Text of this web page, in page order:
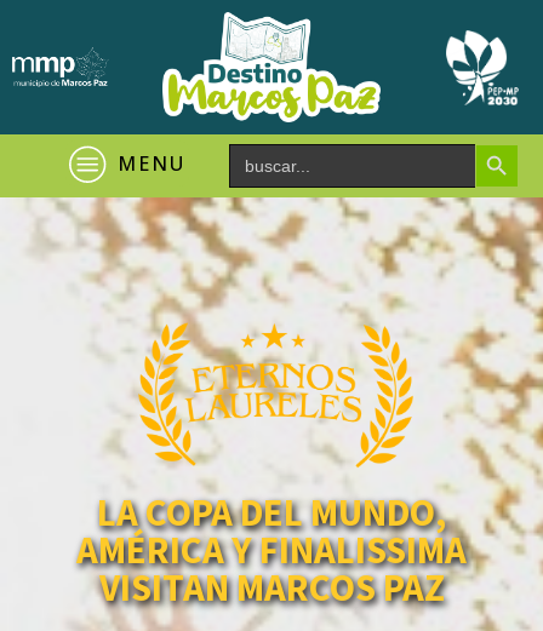
MENU Search
for:
Search Button
LA COPA DEL MUNDO,
AMÉRICA Y FINALISSIMA
VISITAN MARCOS PAZ